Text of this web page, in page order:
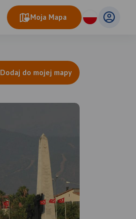
Moja Mapa
Dodaj do mojej mapy